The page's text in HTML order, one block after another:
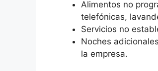
Alimentos no
telefónicas,
Servicios no
Noches
la empresa.